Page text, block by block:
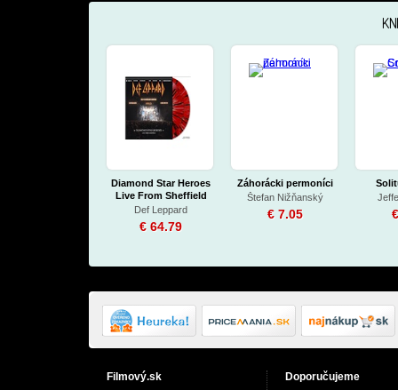
Diamond Star Heroes
Live From Sheffield
(Vinyl)
Def Leppard
€ 64.79
Záhorácki permoníci
Štefan Nižňanský
€ 7.05
Filmový.sk Doporučujeme